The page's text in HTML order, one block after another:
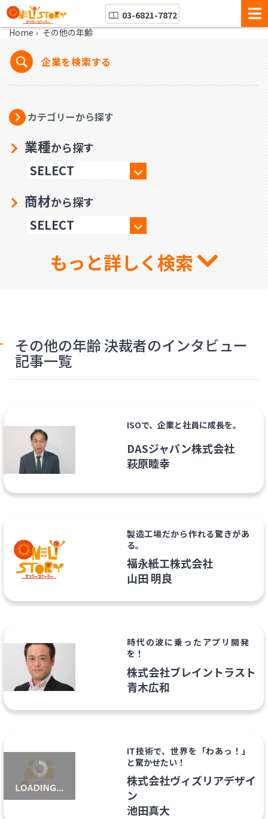
03-6821-7872
Home › その他の年齢
企業を検索する
カテゴリーから探す
業種から探す
商材から探す
もっと詳しく検索
その他の年齢 決裁者のインタビュー
記事一覧
ISOで、企業と社員に成長を。
DASジャパン株式会社
萩原睦幸
製造工場だから作れる驚きがあ
る。
福永紙工株式会社
山田 明良
時代の波に乗ったアプリ開発
を！
株式会社ブレイントラスト
青木広和
IT技術で、世界を「わあっ！」
と驚かせたい！
株式会社ヴィズリアデザイ
ン
池田真大